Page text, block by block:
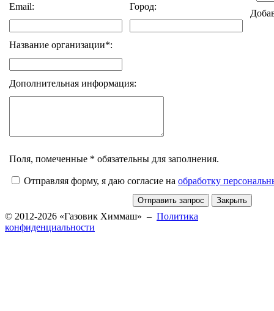
Email: Город:
Название организации*:
Дополнительная информация:
Поля, помеченные * обязательны для заполнения.
Отправляя форму, я даю согласие на обработку
© 2012-2026 «Газовик Химмаш» – Политика
конфиденциальности